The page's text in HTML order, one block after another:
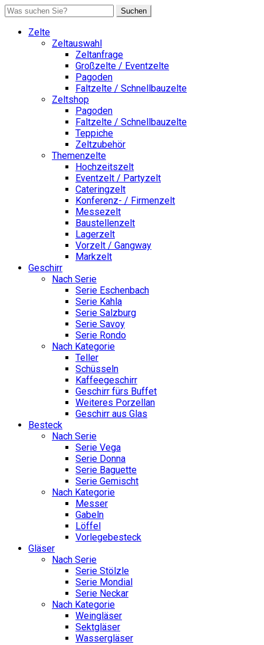
Suchen
Zelte
Zeltauswahl
Zeltanfrage
Großzelte / Eventzelte
Pagoden
Faltzelte / Schnellbauzelte
Zeltshop
Pagoden
Faltzelte / Schnellbauzelte
Teppiche
Zeltzubehör
Themenzelte
Hochzeitszelt
Eventzelt / Partyzelt
Cateringzelt
Konferenz- / Firmenzelt
Messezelt
Baustellenzelt
Lagerzelt
Vorzelt / Gangway
Markzelt
Geschirr
Nach Serie
Serie Eschenbach
Serie Kahla
Serie Salzburg
Serie Savoy
Serie Rondo
Nach Kategorie
Teller
Schüsseln
Kaffeegeschirr
Geschirr fürs Buffet
Weiteres Porzellan
Geschirr aus Glas
Besteck
Nach Serie
Serie Vega
Serie Donna
Serie Baguette
Serie Gemischt
Nach Kategorie
Messer
Gabeln
Löffel
Vorlegebesteck
Gläser
Nach Serie
Serie Stölzle
Serie Mondial
Serie Neckar
Nach Kategorie
Weingläser
Sektgläser
Wassergläser